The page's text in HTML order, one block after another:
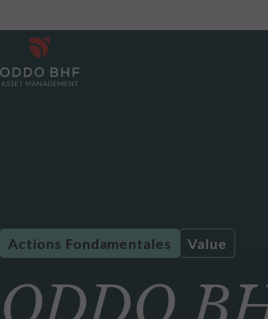
Actions Fondamentales Value